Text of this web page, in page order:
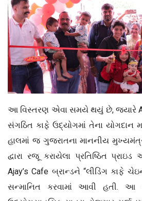
આ વિસ્તરણ એવા સમયે થયું છે, જ્યારે
સંગઠિત કાફે ઉદ્યોગમાં તેના યોગદાન
હાલમાં જ ગુજરાતના માનનીય
દ્વારા રજૂ કરાયેલા પ્રતિષ્ઠિત
Ajay’s Cafe બ્રાન્ડને “લીડિંગ કાફે
સન્માનિત કરવામાં આવી હતી. આ